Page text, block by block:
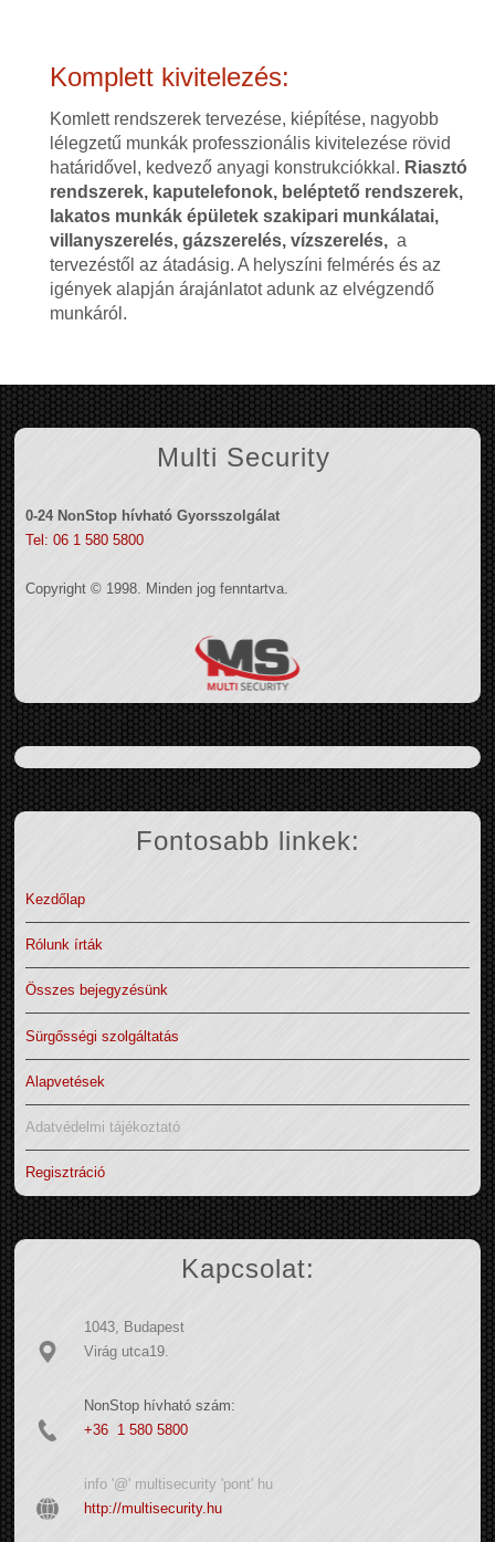
Komplett kivitelezés:
Komlett rendszerek tervezése, kiépítése, nagyobb
lélegzetű munkák professzionális kivitelezése rövid
határidővel, kedvező anyagi konstrukciókkal. Riasztó
rendszerek, kaputelefonok, beléptető rendszerek,
lakatos munkák épületek szakipari munkálatai,
villanyszerelés, gázszerelés, vízszerelés,a
tervezéstől az átadásig. A helyszíni felmérés és az
igények alapján árajánlatot adunk az elvégzendő
munkáról.
Multi Security
0-24 NonStop hívható Gyorsszolgálat
Tel: 06 1 580 5800
Copyright © 1998. Minden jog fenntartva.
Fontosabb linkek:
Kezdőlap
Rólunk írták
Összes bejegyzésünk
Sürgősségi szolgáltatás
Alapvetések
Adatvédelmi tájékoztató
Regisztráció
Kapcsolat:
1043, Budapest
Virág utca19.
NonStop hívható szám:
+36 1 580 5800
info '@' multisecurity 'pont' hu
http://multisecurity.hu